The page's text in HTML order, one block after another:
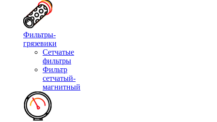
Фильтры-
грязевики
Сетчатые
фильтры
Фильтр
сетчатый-
магнитный